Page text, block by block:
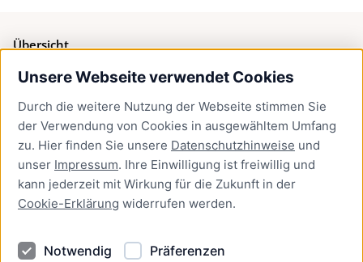
Unsere Webseite verwendet Cookies
Durch die weitere Nutzung der Webseite stimmen Sie
der Verwendung von Cookies in ausgewähltem Umfang
zu. Hier finden Sie unsere Datenschutzhinweise und
unser Impressum. Ihre Einwilligung ist freiwillig und
kann jederzeit mit Wirkung für die Zukunft in der
Cookie-Erklärung widerrufen werden.
Notwendig
Präferenzen
Übersicht
Bürgerservice
Presse
Newsletter Lübeck:kompakt
Kontakt
Kontakt
Datenschutzhinweise